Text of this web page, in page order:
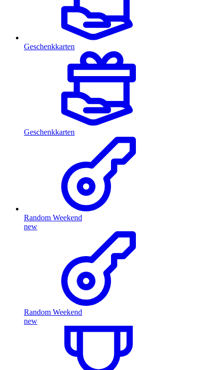
Geschenkkarten
Geschenkkarten
Random Weekend
new
Random Weekend
new